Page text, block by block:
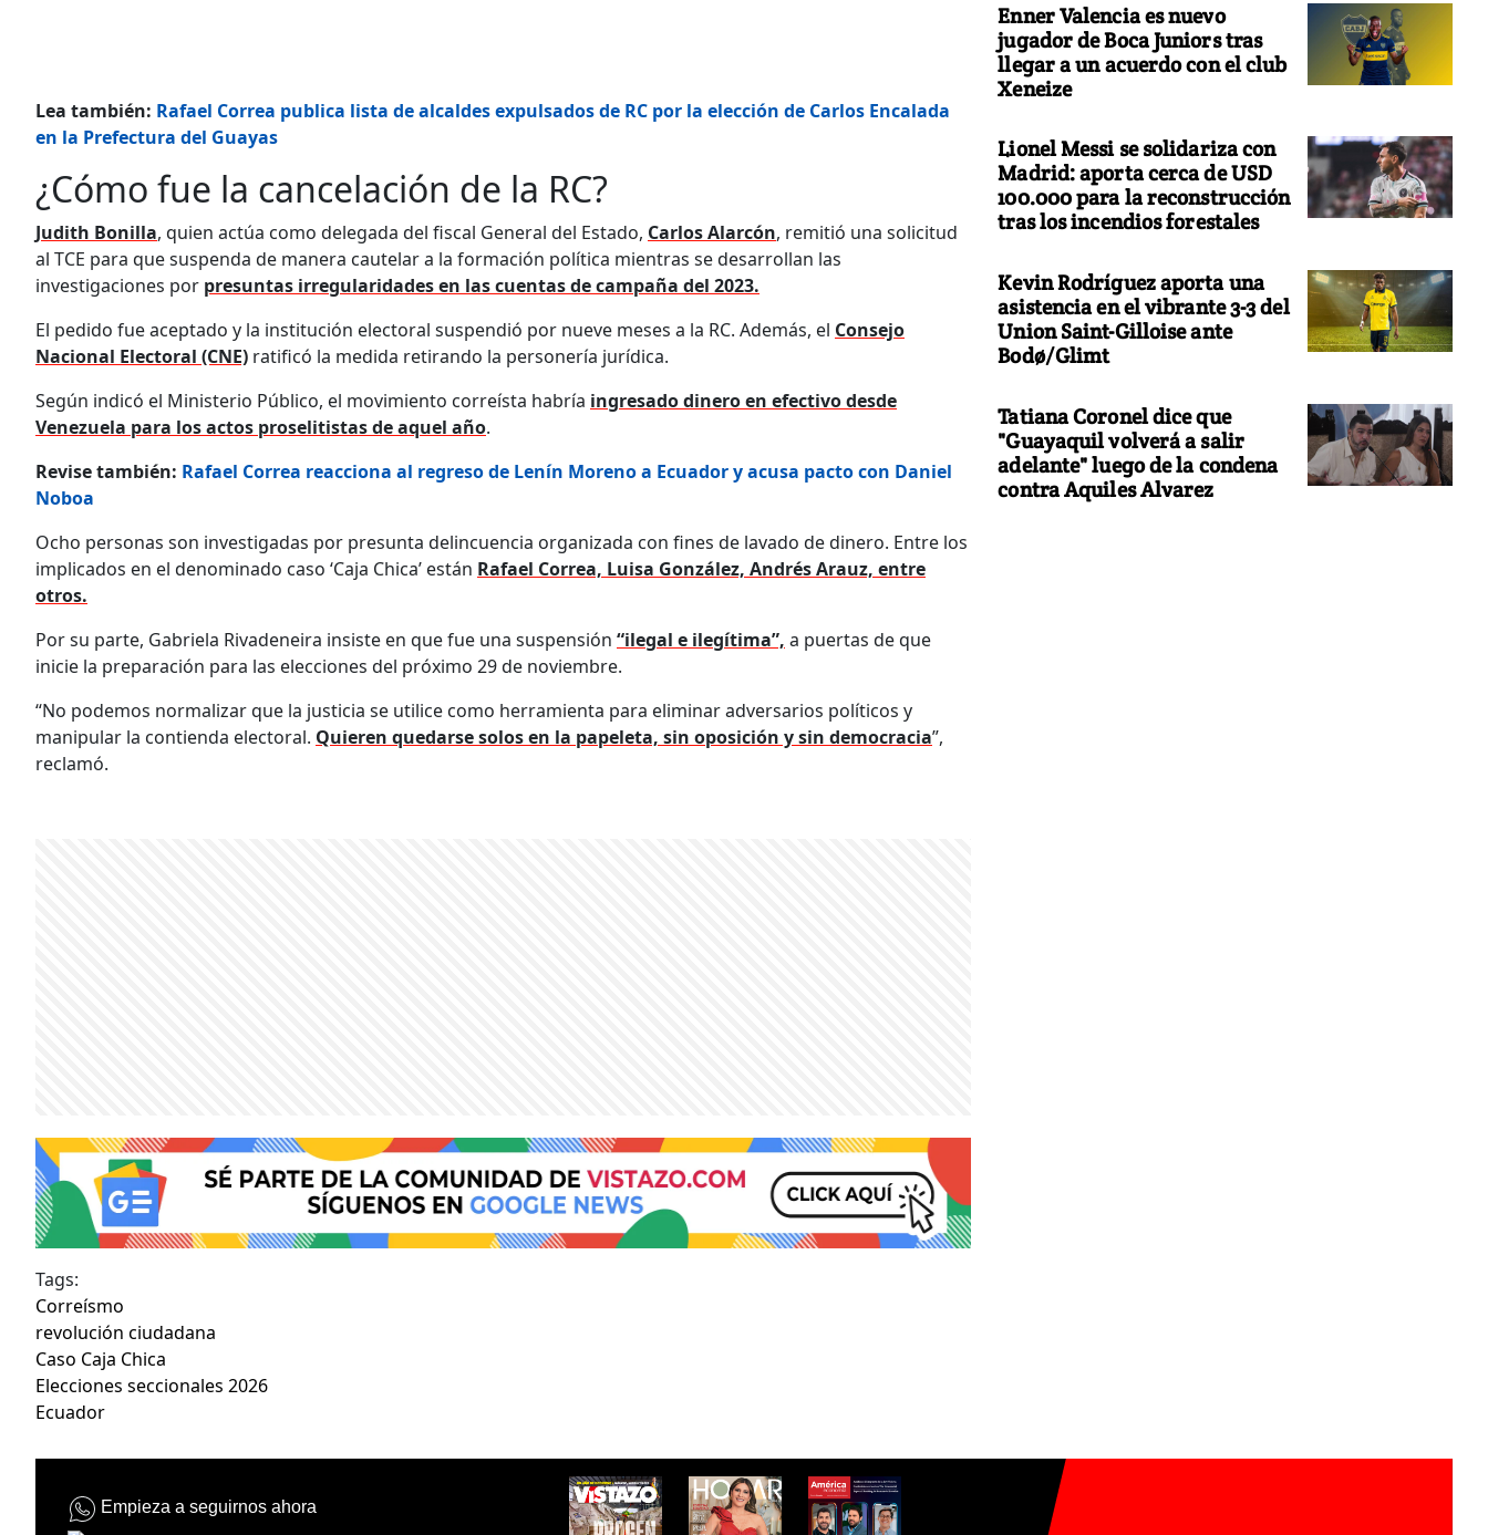
Lea también: Rafael Correa publica lista de alcaldes expulsados de RC por la elección de Carlos Encalada
en la Prefectura del Guayas
¿Cómo fue la cancelación de la RC?
Judith Bonilla, quien actúa como delegada del fiscal General del Estado, Carlos Alarcón, remitió una solicitud
al TCE para que suspenda de manera cautelar a la formación política mientras se desarrollan las
investigaciones por presuntas irregularidades en las cuentas de campaña del 2023.
El pedido fue aceptado y la institución electoral suspendió por nueve meses a la RC. Además, el Consejo
Nacional Electoral (CNE) ratificó la medida retirando la personería jurídica.
Según indicó el Ministerio Público, el movimiento correísta habría ingresado dinero en efectivo desde
Venezuela para los actos proselitistas de aquel año.
Revise también: Rafael Correa reacciona al regreso de Lenín Moreno a Ecuador y acusa pacto con Daniel
Noboa
Ocho personas son investigadas por presunta delincuencia organizada con fines de lavado de dinero. Entre los
implicados en el denominado caso ‘Caja Chica’ están Rafael Correa, Luisa González, Andrés Arauz, entre
otros.
Por su parte, Gabriela Rivadeneira insiste en que fue una suspensión “ilegal e ilegítima”, a puertas de que
inicie la preparación para las elecciones del próximo 29 de noviembre.
“No podemos normalizar que la justicia se utilice como herramienta para eliminar adversarios políticos y
manipular la contienda electoral. Quieren quedarse solos en la papeleta, sin oposición y sin democracia”,
reclamó.
Tags:
Correísmo
revolución ciudadana
Caso Caja Chica
Elecciones seccionales 2026
Ecuador
Enner Valencia es nuevo
jugador de Boca Juniors tras
llegar a un acuerdo con el club
Xeneize
Lionel Messi se solidariza con
Madrid: aporta cerca de USD
100.000 para la reconstrucción
tras los incendios forestales
Kevin Rodríguez aporta una
asistencia en el vibrante 3-3 del
Union Saint-Gilloise ante
Bodø/Glimt
Tatiana Coronel dice que
"Guayaquil volverá a salir
adelante" luego de la condena
contra Aquiles Alvarez
Empieza a seguirnos ahora